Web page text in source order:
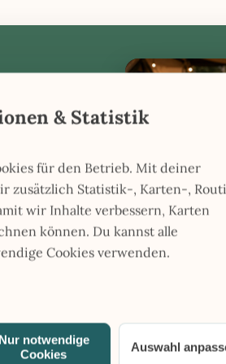
& Statistik
für den Betrieb. Mit deiner
zusätzlich Statistik-, Karten-,
wir Inhalte verbessern, Karten
können. Du kannst alle
Cookies verwenden.
Nur notwendige
Cookies
Auswahl
KI-Grafik